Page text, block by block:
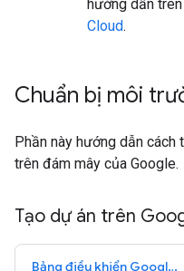
hướng dẫn
Cloud.
Chuẩn bị môi
Phần này hướng dẫn cách
trên đám mây của Google.
Tạo dự án trên
Bảng điều khiển Google Cloud